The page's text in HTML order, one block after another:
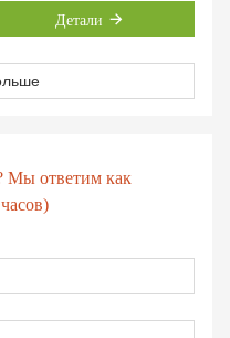
Детали
Мы ответим как